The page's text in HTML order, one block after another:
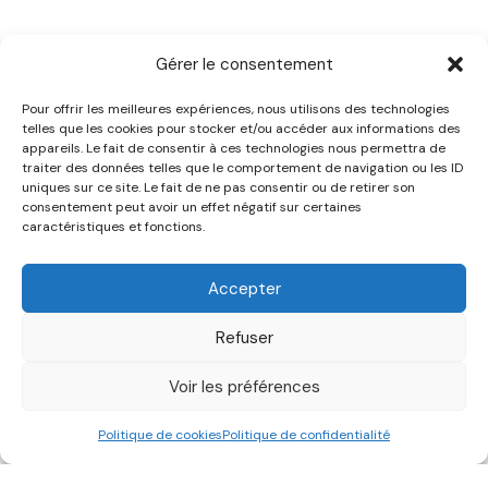
Gérer le consentement
Pour offrir les meilleures expériences, nous utilisons des technologies
telles que les cookies pour stocker et/ou accéder aux informations des
appareils. Le fait de consentir à ces technologies nous permettra de
traiter des données telles que le comportement de navigation ou les ID
uniques sur ce site. Le fait de ne pas consentir ou de retirer son
consentement peut avoir un effet négatif sur certaines
caractéristiques et fonctions.
Accepter
Refuser
Voir les préférences
Politique de cookiesPolitique de confidentialité